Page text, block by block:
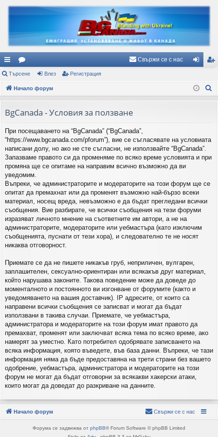
ъ
рз
вр
ъз
ки
ор
ум
Свържи се с нас
з ис
Търсене Влез Регистрация
Начало форум
BgCanada - Условия за ползване
При посещаването на “BgCanada” (“BgCanada”,
“https://www.bgcanada.com/pforum”), вие се съгласявате на условиата
написани долу, но ако не сте съгласни, не използвайте “BgCanada”.
Запазваме правото си да променяме по всяко време условията и при
промяна ще се опитаме на направим всично възможно да ви
уведомим.
Въпреки, че администраторите и модераторите на този форум ще се
опитат да премахнат или да променят възможно най-бързо всеки
материал, носещ вреда, невъзможно е да бъдат прегледани всички
съобщения. Вие разбирате, че всички съобщения на тези форуми
изразяват личното мнение на съответните им автори, а не на
администраторите, модераторите или уебмастъра (като изключим
съобщенията, пуснати от тези хора), и следователно те не носят
никаква отговорност.
Приемате се да не пишете никакъв груб, неприличен, вулгарен,
заплашителен, сексуално-ориентиран или всякакъв друг материал,
който нарушава законите. Такова поведение може да доведе до
моменталното и постоянното ви изгонване от форумите (както и
уведомяването на вашия доставчик). IP адресите, от които са
направени всички съобщения се записват и могат да бъдат
използвани в такива случаи. Приемате, че уебмастъра,
администратора и модераторите на този форум имат правото да
премахват, променят или заключват всяка тема по всяко време, ако
намерят за уместно. Като потребител одобрявате записването на
всяка информация, която въведете, във база данни. Въпреки, че тази
информация няма да бъде предоставяна на трети страни без вашето
одобрение, уебмастъра, администратора и модераторите на този
форум не могат да бъдат отговорни за всякакви хакерски атаки,
които могат да доведат до разкриване на данните.
Начало форум Свържи се с нас
Форума се задвижва от phpBB® Forum Software © phpBB Limited